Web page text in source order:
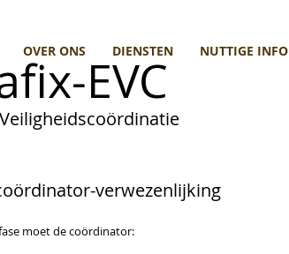
EVC
OVER ONS DIENSTEN NUTTIGE INFO
verwezenlijking
moet de coördinator: